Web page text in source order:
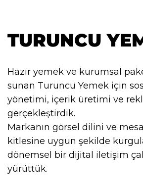
TURUNCU
Hazır yemek ve kurumsal
sunan Turuncu Yemek için
yönetimi, içerik üretimi ve
gerçekleştirdik.
Markanın görsel dilini ve
kitlesine uygun şekilde
dönemsel bir dijital iletişim
yürüttük.